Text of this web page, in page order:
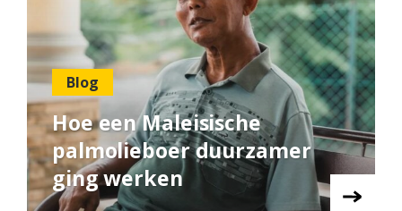
Blog
Hoe een Maleisische
palmolieboer duurzamer
ging werken